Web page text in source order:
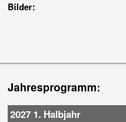
Bilder:
Jahresprogramm:
2027 1. Halbjahr